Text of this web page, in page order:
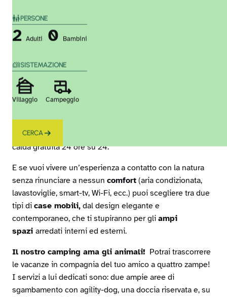
E’ per questo che
con manto erboso, alberi per garantire una buona
ombreggiatura e fast & free WiFi.
Si distinguono per le misure, da 70 a 100 mq, e per le
dotazioni, presa di corrente 6 A o 10 A e servizio di carico
e scarico acqua.
risulteranno sempre facilmente raggiungibili, grazie alle 7
strutture ben distribuite, dotate di abbondante acqua
calda gratuita 24 ore su 24.
E se vuoi vivere un’esperienza a contatto con la natura
senza rinunciare a nessun comfort (aria condizionata,
lavastoviglie, smart-tv, Wi-Fi, ecc.) puoi scegliere tra due
tipi di case mobili, dal design elegante e
contemporaneo, che ti stupiranno per gli ampi
spazi arredati interni ed esterni.
Il nostro camping ama gli animali! Potrai trascorrere
le vacanze in compagnia del tuo amico a quattro zampe!
I servizi a lui dedicati sono: due ampie aree di
sgambamento con agility-dog, una doccia riservata e, su
PERSONE
2 Adulti 0 Bambini
SISTEMAZIONE
Villaggio Campeggio
CERCA